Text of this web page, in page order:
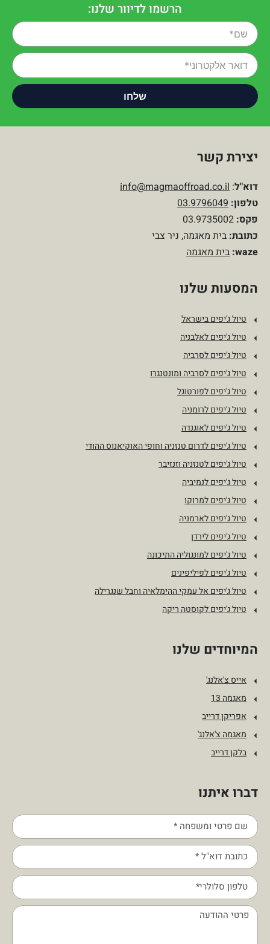
הרשמו לדיוור שלנו:
יצירת קשר
דוא"ל:
info@magmaoffroad.co.il
טלפון: 03.9796049
פקס:
כתובת: בית מאגמה, ניר צבי
waze: בית מאגמה
המסעות שלנו
טיול ג'יפים בישראל
טיול ג'יפים לאלבניה
טיול ג'יפים לסרביה
טיול ג'יפים לסרביה ומונטנגרו
טיול ג'יפים לפורטוגל
טיול ג'יפים לרומניה
טיול ג'יפים לאוגנדה
טיול ג'יפים לדרום טנזניה וחופי האוקיאנוס ההודי
טיול ג'יפים לטנזניה וזנזיבר
טיול ג'יפים לנמיביה
טיול ג'יפים למרוקו
טיול ג'יפים לארמניה
טיול ג'יפים לירדן
טיול ג'יפים למונגוליה התיכונה
טיול ג'יפים לפיליפינים
טיול ג'יפים אל עמקי ההימלאיה וחבל שנגרילה
טיול ג'יפים לקוסטה ריקה
המיוחדים שלנו
אייס צ'אלנג'
מאגמה 13
אפריקן דרייב
מאגמה צ'אלנג'
בלקן דרייב
דברו איתנו